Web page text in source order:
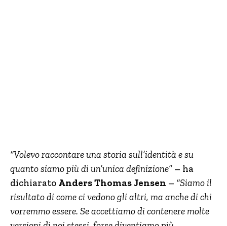
“Volevo raccontare una storia sull’identità e su
quanto siamo più di un’unica definizione” – ha
dichiarato Anders Thomas Jensen – “Siamo il
risultato di come ci vedono gli altri, ma anche di chi
vorremmo essere. Se accettiamo di contenere molte